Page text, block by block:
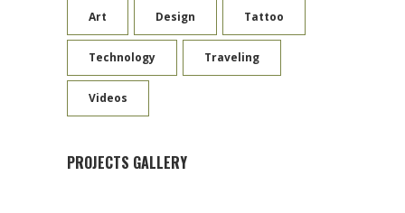
Art Design Tattoo
Technology Traveling
Videos
PROJECTS GALLERY